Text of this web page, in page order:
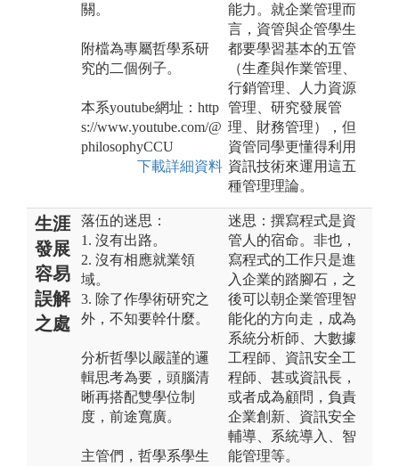
關。
附檔為專屬哲學系研
究的二個例子。
本系youtube網址：http
s://www.youtube.com/@
philosophyCCU
下載詳細資料
能力。就企業管理而
言，資管與企管學生
都要學習基本的五管
（生產與作業管理、
行銷管理、人力資源
管理、研究發展管
理、財務管理），但
資管同學更懂得利用
資訊技術來運用這五
種管理理論。
生涯
發展
容易
誤解
之處
落伍的迷思：
1. 沒有出路。
2. 沒有相應就業領
域。
3. 除了作學術研究之
外，不知要幹什麼。
分析哲學以嚴謹的邏
輯思考為要，頭腦清
晰再搭配雙學位制
度，前途寬廣。
主管們，哲學系學生
迷思：撰寫程式是資
管人的宿命。非也，
寫程式的工作只是進
入企業的踏腳石，之
後可以朝企業管理智
能化的方向走，成為
系統分析師、大數據
工程師、資訊安全工
程師、甚或資訊長，
或者成為顧問，負責
企業創新、資訊安全
輔導、系統導入、智
能管理等。